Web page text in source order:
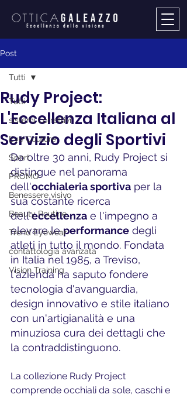
Post
Tutti
sistemi correttivi
Eye Couture
Sport
PROMO
Benessere visivo
Beauty Routine
Trend Eyewear
contattologia avanzata
Vision Training
Tutti
Rudy Project:
L'Eccellenza Italiana al
Servizio degli Sportivi
Da oltre 30 anni, Rudy Project si
distingue nel panorama
dell'occhialeria sportiva per la
sua costante ricerca
dell'eccellenza e l'impegno a
elevare le performance degli
atleti in tutto il mondo. Fondata
in Italia nel 1985, a Treviso,
l'azienda ha saputo fondere
tecnologia d'avanguardia,
design innovativo e stile italiano
con un'artigianalità e una
minuziosa cura dei dettagli che
la contraddistinguono.
La collezione Rudy Project
comprende occhiali da sole, caschi e